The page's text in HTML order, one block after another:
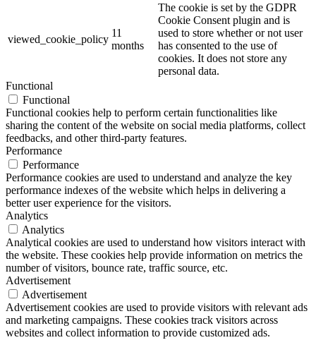
viewed_cookie_policy
11
months
The cookie is set by the GDPR
Cookie Consent plugin and is
used to store whether or not user
has consented to the use of
cookies. It does not store any
personal data.
Functional
Functional
Functional cookies help to perform certain functionalities like
sharing the content of the website on social media platforms, collect
feedbacks, and other third-party features.
Performance
Performance
Performance cookies are used to understand and analyze the key
performance indexes of the website which helps in delivering a
better user experience for the visitors.
Analytics
Analytics
Analytical cookies are used to understand how visitors interact with
the website. These cookies help provide information on metrics the
number of visitors, bounce rate, traffic source, etc.
Advertisement
Advertisement
Advertisement cookies are used to provide visitors with relevant ads
and marketing campaigns. These cookies track visitors across
websites and collect information to provide customized ads.